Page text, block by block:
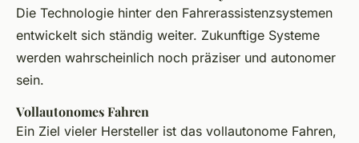
Die Technologie hinter den Fahrerassistenzsystemen
entwickelt sich ständig weiter. Zukunftige Systeme
werden wahrscheinlich noch präziser und autonomer
sein.
Vollautonomes Fahren
Ein Ziel vieler Hersteller ist das vollautonome Fahren,